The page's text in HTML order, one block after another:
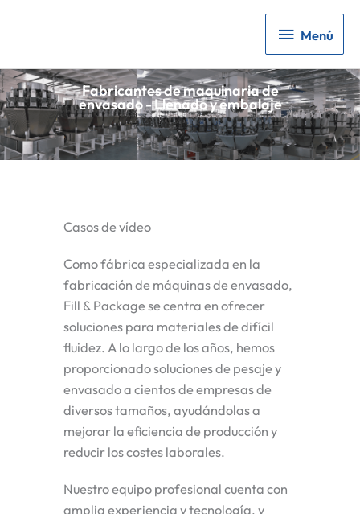
Menú
Menú
Fabricantes de maquinaria de
envasado - Llenado y embalaje
Casos de vídeo
Como fábrica especializada en la
fabricación de máquinas de envasado,
Fill & Package se centra en ofrecer
soluciones para materiales de difícil
fluidez. A lo largo de los años, hemos
proporcionado soluciones de pesaje y
envasado a cientos de empresas de
diversos tamaños, ayudándolas a
mejorar la eficiencia de producción y
reducir los costes laborales.
Nuestro equipo profesional cuenta con
amplia experiencia y tecnología, y